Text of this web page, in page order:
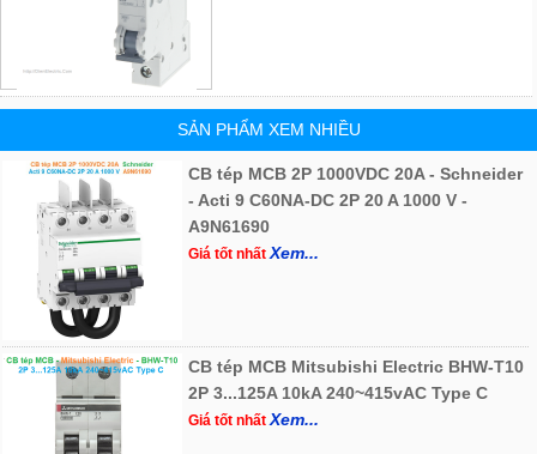
SẢN PHẨM XEM NHIỀU
CB tép MCB 2P 1000VDC 20A - Schneider
- Acti 9 C60NA-DC 2P 20 A 1000 V -
A9N61690
Giá tốt nhấtXem...
CB tép MCB Mitsubishi Electric BHW-T10
2P 3...125A 10kA 240~415vAC Type C
Giá tốt nhấtXem...